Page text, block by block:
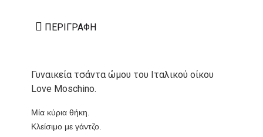
ΠΕΡΙΓΡΑΦΉ
Γυναικεία τσάντα ώμου του Ιταλικού οίκου
Love Moschino.
Μία κύρια θήκη.
Κλείσιμο με γάντζο.